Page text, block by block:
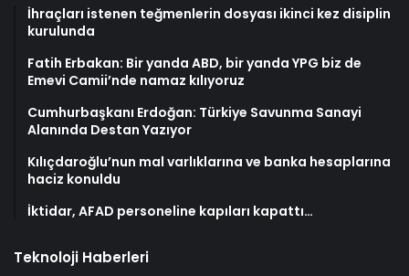
İhraçları istenen teğmenlerin dosyası ikinci kez disiplin
kurulunda
Fatih Erbakan: Bir yanda ABD, bir yanda YPG biz de
Emevi Camii’nde namaz kılıyoruz
Cumhurbaşkanı Erdoğan: Türkiye Savunma Sanayi
Alanında Destan Yazıyor
Kılıçdaroğlu’nun mal varlıklarına ve banka hesaplarına
haciz konuldu
İktidar, AFAD personeline kapıları kapattı…
Teknoloji Haberleri